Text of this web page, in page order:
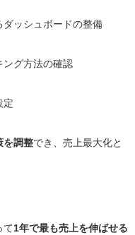
ダッシュボードの整備
ング方法の確認
定
を調整でき、売上最大化と
て1年で最も売上を伸ばせる